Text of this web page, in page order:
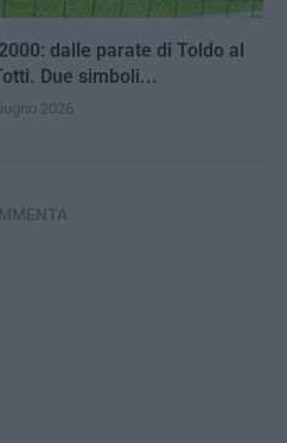
dalle parate di Toldo al
Due simboli...
2026